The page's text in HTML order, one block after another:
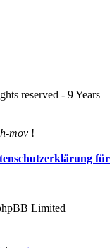
reserved - 9 Years
mov !
für
Limited